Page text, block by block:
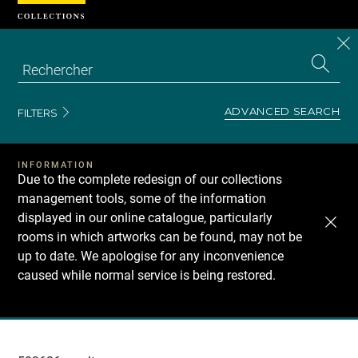
FILTERS ADVANCED SEARCH
INFORMATION
Due to the complete redesign of our collections
management tools, some of the information
displayed in our online catalogue, particularly
rooms in which artworks can be found, may not be
up to date. We apologise for any inconvenience
caused while normal service is being restored.
Recherche
Cookies management panel